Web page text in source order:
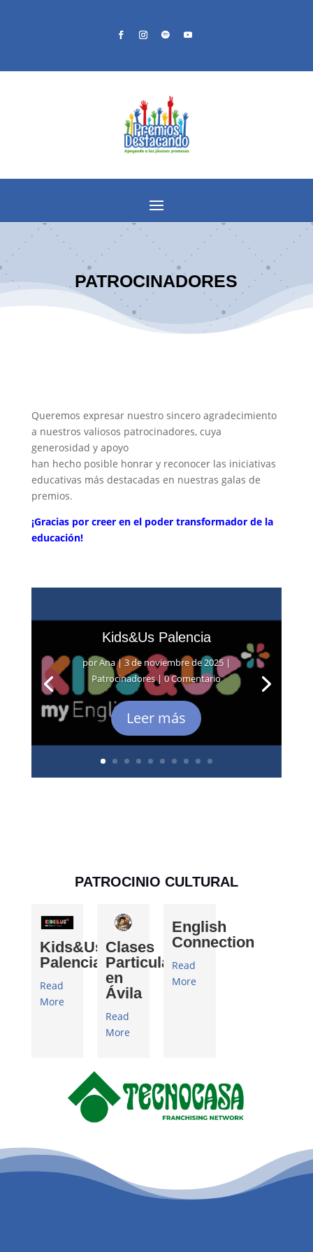
PATROCINADORES
Queremos expresar nuestro sincero agradecimiento
a nuestros valiosos patrocinadores, cuya
generosidad y apoyo
han hecho posible honrar y reconocer las iniciativas
educativas más destacadas en nuestras galas de
premios.
¡Gracias por creer en el poder transformador de la
educación!
Kids&Us Palencia
porAna|3 de noviembre de 2025|
Patrocinadores| 0 Comentario
Leer más
PATROCINIO CULTURAL
Kids&Us
Palencia
Read
More
Clases
Particulares
en
Ávila
Read
More
English
Connection
Read
More